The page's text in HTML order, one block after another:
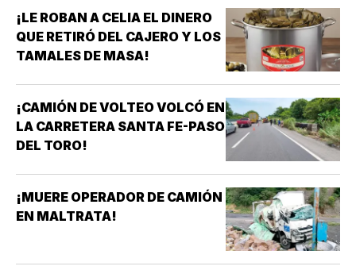
¡LE ROBAN A CELIA EL DINERO
QUE RETIRÓ DEL CAJERO Y LOS
TAMALES DE MASA!
¡CAMIÓN DE VOLTEO VOLCÓ EN
LA CARRETERA SANTA FE-PASO
DEL TORO!
¡MUERE OPERADOR DE CAMIÓN
EN MALTRATA!